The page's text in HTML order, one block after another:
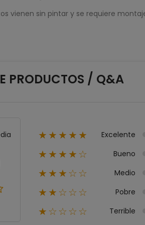
vienen sin pintar y se requiere
PRODUCTOS / Q&A
★★★★★ Excelente
★★★★☆ Bueno
★★★☆☆ Medio
★★☆☆☆ Pobre
★☆☆☆☆ Terrible